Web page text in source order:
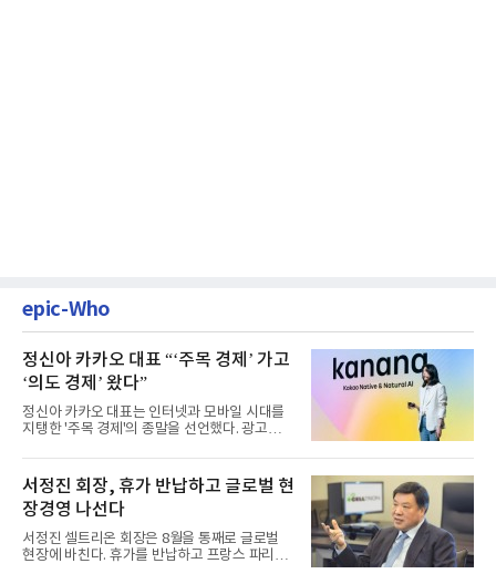
epic-Who
정신아 카카오 대표 “‘주목 경제’ 가고
‘의도 경제’ 왔다”
정신아 카카오 대표는 인터넷과 모바일 시대를
지탱한 '주목 경제'의 종말을 선언했다. 광고를
서정진 회장, 휴가 반납하고 글로벌 현
장경영 나선다
서정진 셀트리온 회장은 8월을 통째로 글로벌
현장에 바친다. 휴가를 반납하고 프랑스 파리에